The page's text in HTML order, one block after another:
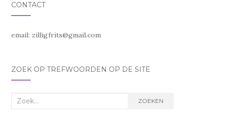
CONTACT
email: zilligfrits@gmail.com
ZOEK OP TREFWOORDEN OP DE SITE
Zoek
ZOEKEN